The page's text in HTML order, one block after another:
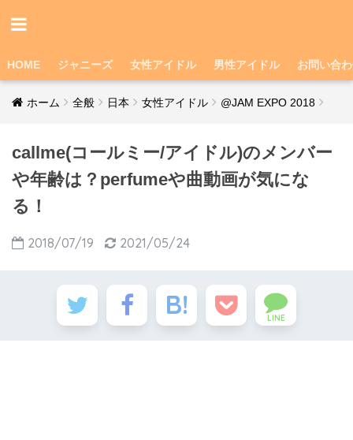
HOME ジャニーズ 女性アイドル 男性アイドル お問い合
ホーム 全般 日本 女性アイドル @JAM EXPO 2018
callme(コールミー/アイドル)のメンバー
や年齢は？perfumeや曲動画が気にな
る！
2018/07/19 2021/05/24
LINE